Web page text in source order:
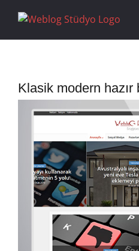
Klasik modern hazır